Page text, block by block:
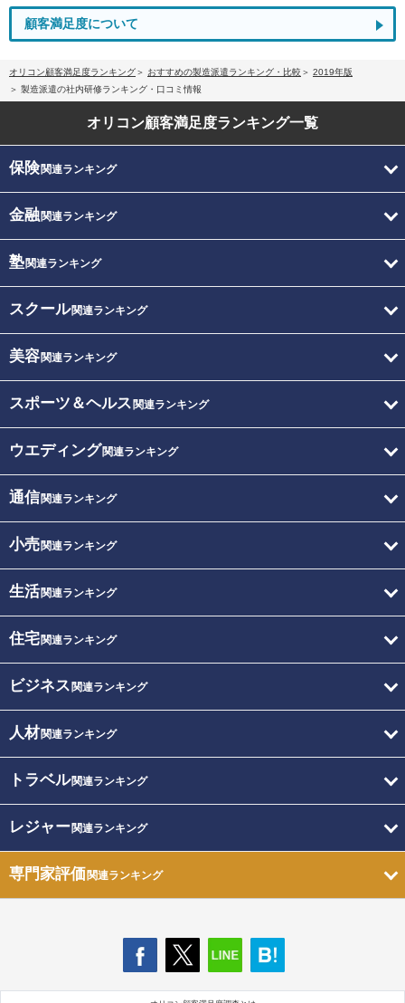
顧客満足度について
オリコン顧客満足度ランキング おすすめの製造派遣ランキング・比較
2019年版
製造派遣の社内研修ランキング・口コミ情報
オリコン顧客満足度ランキング一覧
保険関連ランキング
金融関連ランキング
塾関連ランキング
スクール関連ランキング
美容関連ランキング
スポーツ＆ヘルス 関連ランキング
ウエディング関連ランキング
通信関連ランキング
小売関連ランキング
生活関連ランキング
住宅関連ランキング
ビジネス 関連ランキング
人材関連ランキング
トラベル関連ランキング
レジャー関連ランキング
専門家評価関連ランキング